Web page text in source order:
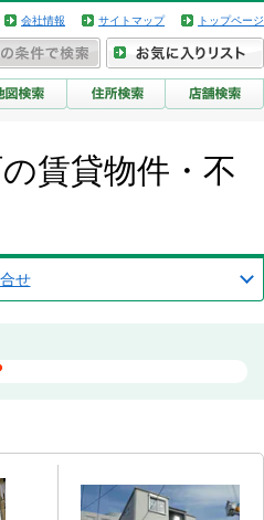
会社情報 サイトマップ トップページ
賃貸物件・不
せ